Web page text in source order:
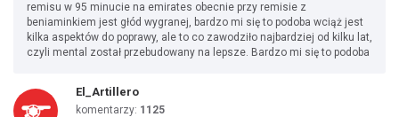
remisu w 95 minucie na emirates obecnie przy remisie z
beniaminkiem jest głód wygranej, bardzo mi się to podoba wciąż jest
kilka aspektów do poprawy, ale to co zawodziło najbardziej od kilku lat,
czyli mental został przebudowany na lepsze. Bardzo mi się to podoba
El_Artillero
komentarzy: 1125